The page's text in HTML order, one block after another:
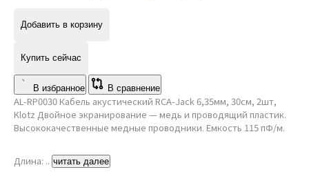
Добавить в корзину
Купить сейчас
В избранное В сравнение
AL-RP0030 Кабель акустический RCA-Jack 6,35мм, 30см, 2шт,
Klotz Двойное экранирование — медь и проводящий пластик.
Высококачественные медные проводники. Емкость 115 пФ/м.
Длина: .. читать далее